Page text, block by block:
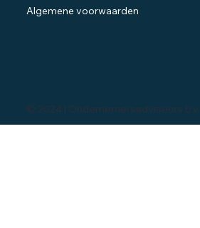
© 2024 | Ondernemersadviseurs b.v.
Algemene voorwaarden